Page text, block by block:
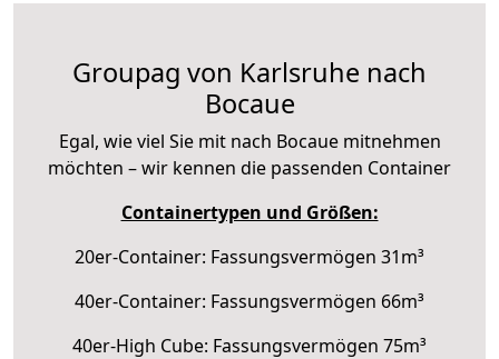
Groupag von Karlsruhe nach
Bocaue
Egal, wie viel Sie mit nach Bocaue mitnehmen
möchten – wir kennen die passenden Container
Containertypen und Größen:
20er-Container: Fassungsvermögen 31m³
40er-Container: Fassungsvermögen 66m³
40er-High Cube: Fassungsvermögen 75m³